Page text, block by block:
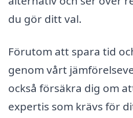
du gör ditt val.
Förutom att spara tid
genom vårt
också försäkra dig om
expertis som krävs för